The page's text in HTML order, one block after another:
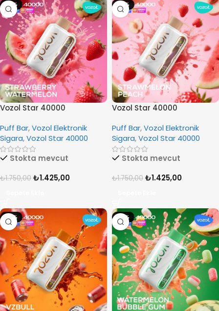
-19%
Vozol Star 40000
Puff Bar,Vozol Elektronik
Sigara,Vozol Star 40000
Stokta mevcut
₺1.750,00 ₺1.425,00
-19%
Vozol Star 40000
Puff Bar,Vozol Elektronik
Sigara,Vozol Star 40000
Stokta mevcut
₺1.750,00 ₺1.425,00
-19% -19%